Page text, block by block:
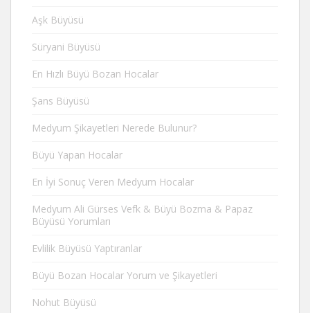
Aşk Büyüsü
Süryani Büyüsü
En Hızlı Büyü Bozan Hocalar
Şans Büyüsü
Medyum Şikayetleri Nerede Bulunur?
Büyü Yapan Hocalar
En İyi Sonuç Veren Medyum Hocalar
Medyum Ali Gürses Vefk & Büyü Bozma & Papaz
Büyüsü Yorumları
Evlilik Büyüsü Yaptıranlar
Büyü Bozan Hocalar Yorum ve Şikayetleri
Nohut Büyüsü